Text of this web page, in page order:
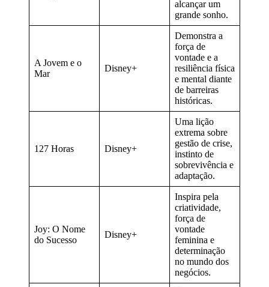
alcançar um
grande sonho.
A Jovem e o
Mar
Disney+
Demonstra a
força de
vontade e a
resiliência física
e mental diante
de barreiras
históricas.
127 Horas Disney+
Uma lição
extrema sobre
gestão de crise,
instinto de
sobrevivência e
adaptação.
Joy: O Nome
do Sucesso
Disney+
Inspira pela
criatividade,
força de
vontade
feminina e
determinação
no mundo dos
negócios.